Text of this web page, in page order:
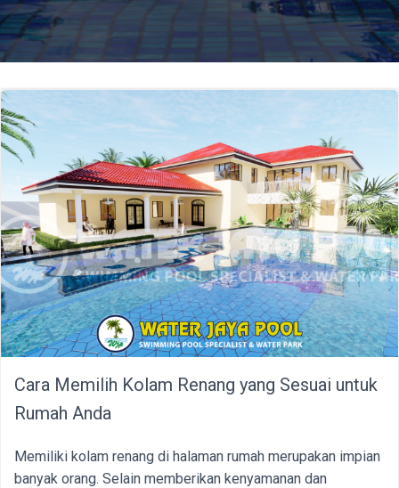
Cara Memilih Kolam Renang yang Sesuai untuk
Rumah Anda
Memiliki kolam renang di halaman rumah merupakan impian
banyak orang. Selain memberikan kenyamanan dan